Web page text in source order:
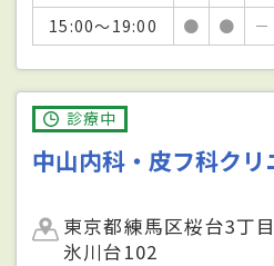
15:00～19:00
● ● －
診療中
中山内科・皮フ科クリ
東京都練馬区桜台3丁
氷川台102